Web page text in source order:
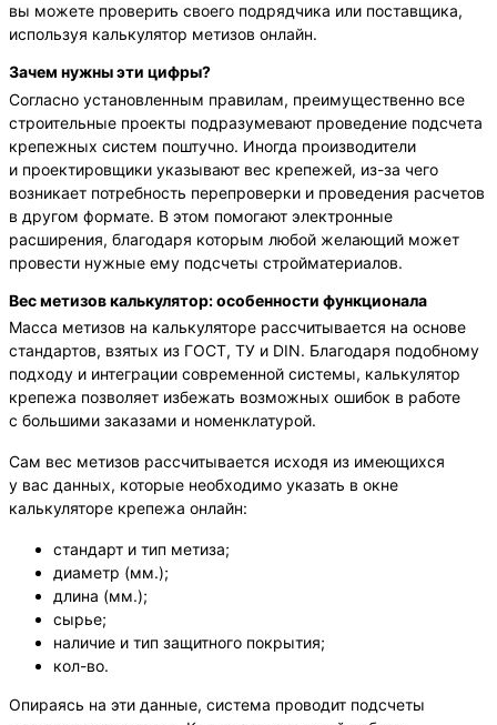
вы можете проверить своего подрядчика или поставщика,
используя калькулятор метизов онлайн.
Зачем нужны эти цифры?
Согласно установленным правилам, преимущественно все
строительные проекты подразумевают проведение подсчета
крепежных систем поштучно. Иногда производители
и проектировщики указывают вес крепежей, из-за чего
возникает потребность перепроверки и проведения расчетов
в другом формате. В этом помогают электронные
расширения, благодаря которым любой желающий может
провести нужные ему подсчеты стройматериалов.
Вес метизов калькулятор: особенности функционала
Масса метизов на калькуляторе рассчитывается на основе
стандартов, взятых из ГОСТ, ТУ и DIN. Благодаря подобному
подходу и интеграции современной системы, калькулятор
крепежа позволяет избежать возможных ошибок в работе
с большими заказами и номенклатурой.
Сам вес метизов рассчитывается исходя из имеющихся
у вас данных, которые необходимо указать в окне
калькуляторе крепежа онлайн:
стандарт и тип метиза;
диаметр (мм.);
длина (мм.);
сырье;
наличие и тип защитного покрытия;
кол-во.
Опираясь на эти данные, система проводит подсчеты